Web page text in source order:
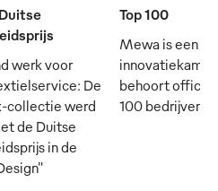
werk voor
De
collectie werd
de Duitse
in de
Top 100
Mewa is een
behoort
100 bedrijven